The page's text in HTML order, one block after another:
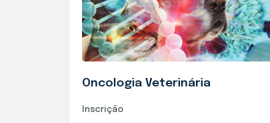
Oncologia Veterinária
Inscrição